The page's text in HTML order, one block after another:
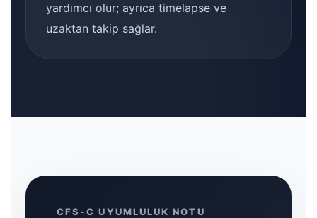
yardımcı olur; ayrıca timelapse ve
uzaktan takip sağlar.
CFS‑C UYUMLULUK NOTU